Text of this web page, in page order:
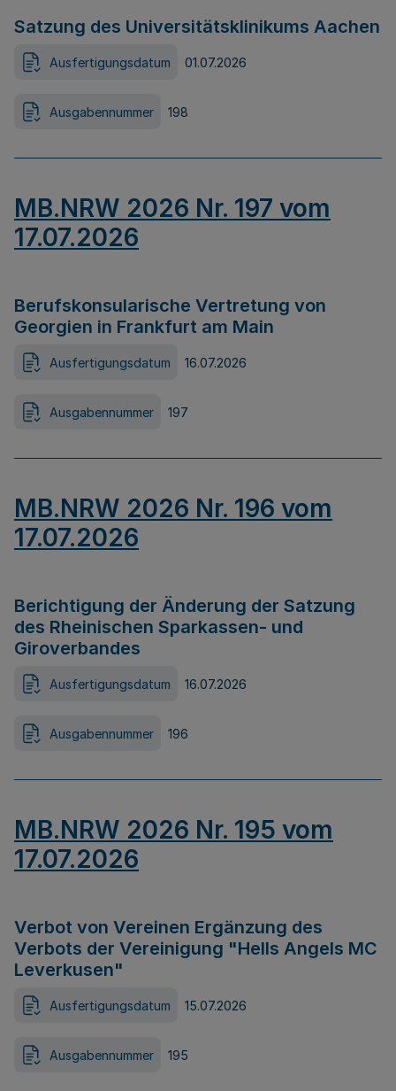
Satzung des Universitätsklinikums Aachen
Ausfertigungsdatum 01.07.2026
Ausgabennummer 198
MB.NRW 2026 Nr. 197 vom
17.07.2026
Berufskonsularische Vertretung von
Georgien in Frankfurt am Main
Ausfertigungsdatum 16.07.2026
Ausgabennummer 197
MB.NRW 2026 Nr. 196 vom
17.07.2026
Berichtigung der Änderung der Satzung
des Rheinischen Sparkassen- und
Giroverbandes
Ausfertigungsdatum 16.07.2026
Ausgabennummer 196
MB.NRW 2026 Nr. 195 vom
17.07.2026
Verbot von Vereinen Ergänzung des
Verbots der Vereinigung "Hells Angels MC
Leverkusen"
Ausfertigungsdatum 15.07.2026
Ausgabennummer 195